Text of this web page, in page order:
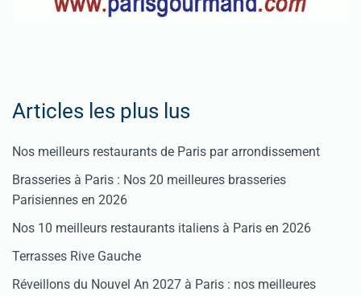
Articles les plus lus
Nos meilleurs restaurants de Paris par arrondissement
Brasseries à Paris : Nos 20 meilleures brasseries
Parisiennes en 2026
Nos 10 meilleurs restaurants italiens à Paris en 2026
Terrasses Rive Gauche
Réveillons du Nouvel An 2027 à Paris : nos meilleures